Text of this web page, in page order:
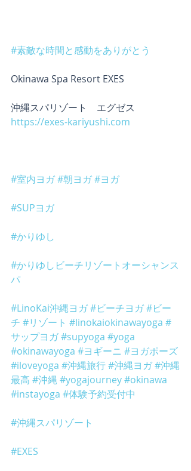
#素敵な時間と感動をありがとう
Okinawa Spa Resort EXES
沖縄スパリゾート　エグゼス
https://exes-kariyushi.com
#室内ヨガ#朝ヨガ#ヨガ
#SUPヨガ
#かりゆし
#かりゆしビーチリゾートオーシャンス
パ
#LinoKai沖縄ヨガ#ビーチヨガ#ビー
チ #リゾート #linokaiokinawayoga #
サップヨガ#supyoga #yoga
#okinawayoga #ヨギーニ #ヨガポーズ
#iloveyoga #沖縄旅行#沖縄ヨガ#沖縄
最高 #沖縄 #yogajourney#okinawa
#instayoga #体験予約受付中
#沖縄スパリゾート
#EXES